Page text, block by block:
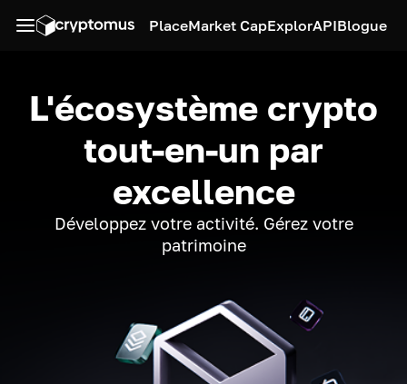
PlaceMarket CapExplorAPIBlogue
L'écosystème crypto
tout-en-un par
excellence
Développez votre activité. Gérez votre
patrimoine